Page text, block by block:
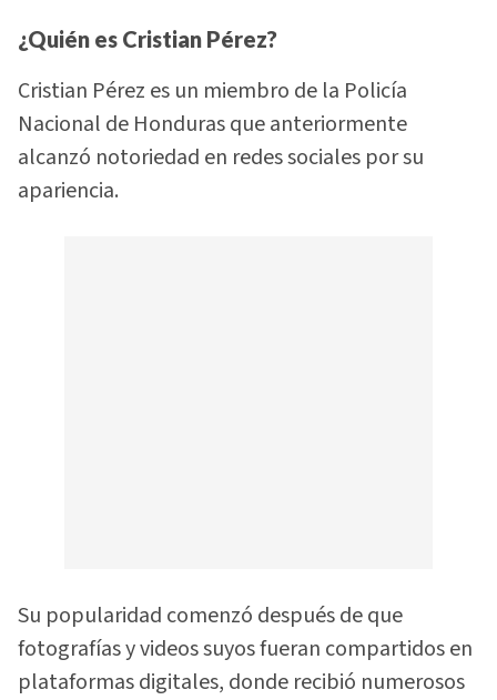
¿Quién es Cristian Pérez?
Cristian Pérez es un miembro de la Policía
Nacional de Honduras que anteriormente
alcanzó notoriedad en redes sociales por su
apariencia.
Su popularidad comenzó después de que
fotografías y videos suyos fueran compartidos en
plataformas digitales, donde recibió numerosos